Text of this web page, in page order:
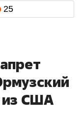
25
из США